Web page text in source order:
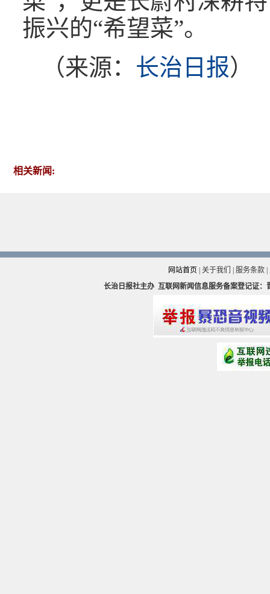
振兴的“希望菜”。
（来源： 长治日报）
相关新闻:
网站首页 关于我们 服务条款|
长治日报社主办 互联网新闻信息服务备案登记证：